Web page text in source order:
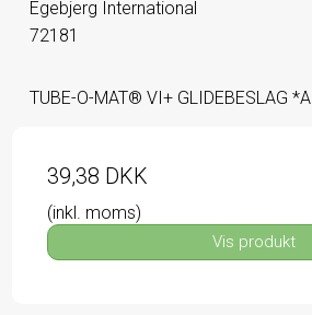
Egebjerg International
72181
TUBE-O-MAT® VI+ GLIDEBESLAG *A
39,38 DKK
(inkl. moms)
Vis produkt